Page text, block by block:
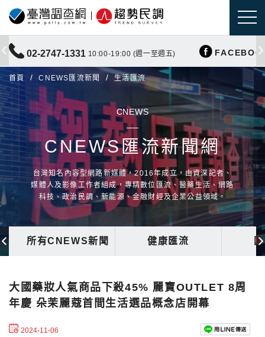
02-2747-1331 10:00-19:00 (週一至週五)
首頁 CNEWS匯流新聞 生活匯流
CNEWS
CNEWS匯流新聞網
台灣知名內容型網路新媒體，2016年成立，由資深記者、
媒體人及影像工作者組成，專精數位匯流、醫藥生活、網路
科技、政治民調、新能源、金融財經及企業公益領域。
所有CNEWS新聞 健康匯流
大國藥妝人氣商品下殺45% 麗寶OUTLET 8周
年慶 朵茉麗蔻首間生活選品概念店開幕
2024-11-06